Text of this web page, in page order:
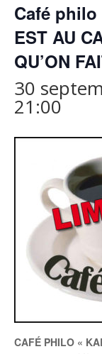
Café philo
EST AU
QU’ON
30
21:00
CAFÉ PHILO «